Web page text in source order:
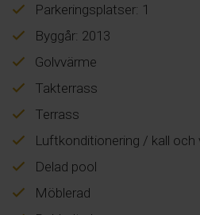
Parkeringsplatser: 1
Byggår: 2013
Golvvärme
Takterrass
Terrass
Luftkonditionering / kall och
Delad pool
Möblerad